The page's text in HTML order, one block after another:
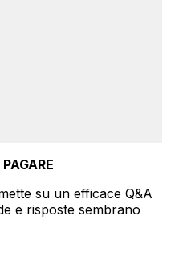
su un efficace Q&A
e risposte sembrano